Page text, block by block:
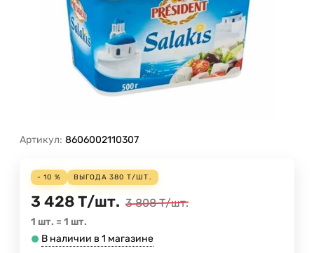
Артикул: 8606002110307
- 10 % ВЫГОДА 380 Т/ШТ.
3 428 Т/шт. 3 808 Т/шт.
1 шт. = 1 шт.
В наличии в 1 магазине